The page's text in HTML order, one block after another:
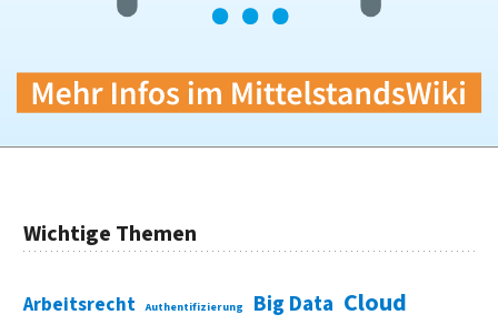
Wichtige Themen
Arbeitsrecht Authentifizierung Big Data Cloud